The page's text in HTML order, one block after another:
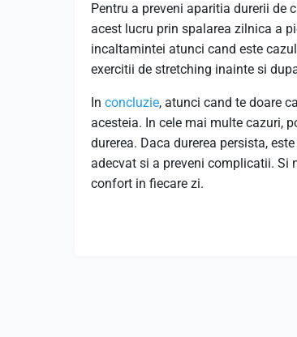
Pentru a preveni aparitia durerii de
acest lucru prin spalarea zilnica a
incaltamintei atunci cand este
exercitii de stretching inainte si
In concluzie, atunci cand te doare
acesteia. In cele mai multe cazuri,
durerea. Daca durerea persista,
adecvat si a preveni complicatii. Si
confort in fiecare zi.